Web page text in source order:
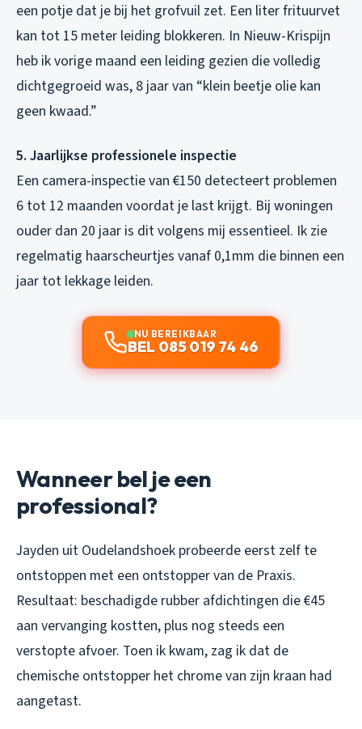
een potje dat je bij het grofvuil zet. Een liter frituurvet
kan tot 15 meter leiding blokkeren. In Nieuw-Krispijn
heb ik vorige maand een leiding gezien die volledig
dichtgegroeid was, 8 jaar van “klein beetje olie kan
geen kwaad.”
5. Jaarlijkse professionele inspectie
Een camera-inspectie van €150 detecteert problemen
6 tot 12 maanden voordat je last krijgt. Bij woningen
ouder dan 20 jaar is dit volgens mij essentieel. Ik zie
regelmatig haarscheurtjes vanaf 0,1mm die binnen een
jaar tot lekkage leiden.
NU BEREIKBAAR
BEL 085 019 74 46
Wanneer bel je een
professional?
Jayden uit Oudelandshoek probeerde eerst zelf te
ontstoppen met een ontstopper van de Praxis.
Resultaat: beschadigde rubber afdichtingen die €45
aan vervanging kostten, plus nog steeds een
verstopte afvoer. Toen ik kwam, zag ik dat de
chemische ontstopper het chrome van zijn kraan had
aangetast.